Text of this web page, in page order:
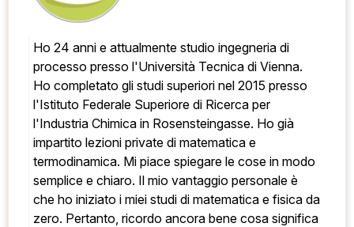
Ho 24 anni e attualmente studio ingegneria di
processo presso l'Università Tecnica di Vienna.
Ho completato gli studi superiori nel 2015 presso
l'Istituto Federale Superiore di Ricerca per
l'Industria Chimica in Rosensteingasse. Ho già
impartito lezioni private di matematica e
termodinamica. Mi piace spiegare le cose in modo
semplice e chiaro. Il mio vantaggio personale è
che ho iniziato i miei studi di matematica e fisica da
zero. Pertanto, ricordo ancora bene cosa significa